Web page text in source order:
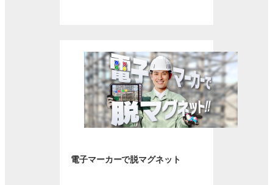
電子マーカーで脱マグネット